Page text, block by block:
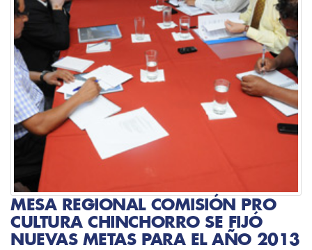
MESA REGIONAL COMISIÓN PRO
CULTURA CHINCHORRO SE FIJÓ
NUEVAS METAS PARA EL AÑO 2013